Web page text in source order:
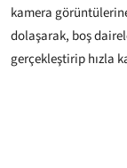
kamera
dolaşarak, boş
gerçekleştirip hızla